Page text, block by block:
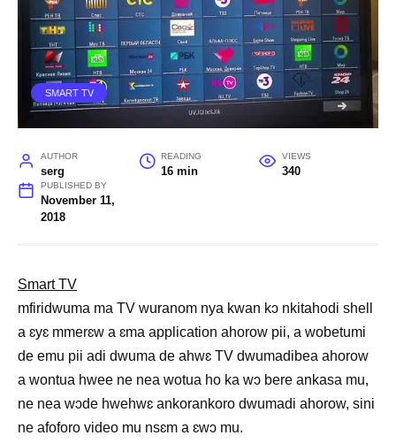
SMART TV
AUTHOR
serg
READING
16 min
VIEWS
340
PUBLISHED BY
November 11,
2018
Smart TV
mfiridwuma ma TV wuranom nya kwan kɔ nkitahodi shell
a ɛyɛ mmerɛw a ɛma application ahorow pii, a wobetumi
de emu pii adi dwuma de ahwɛ TV dwumadibea ahorow
a wontua hwee ne nea wotua ho ka wɔ bere ankasa mu,
ne nea wɔde hwehwɛ ankorankoro dwumadi ahorow, sini
ne afoforo video mu nsɛm a ɛwɔ mu.